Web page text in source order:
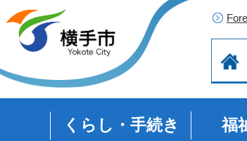
くらし・手続き 福